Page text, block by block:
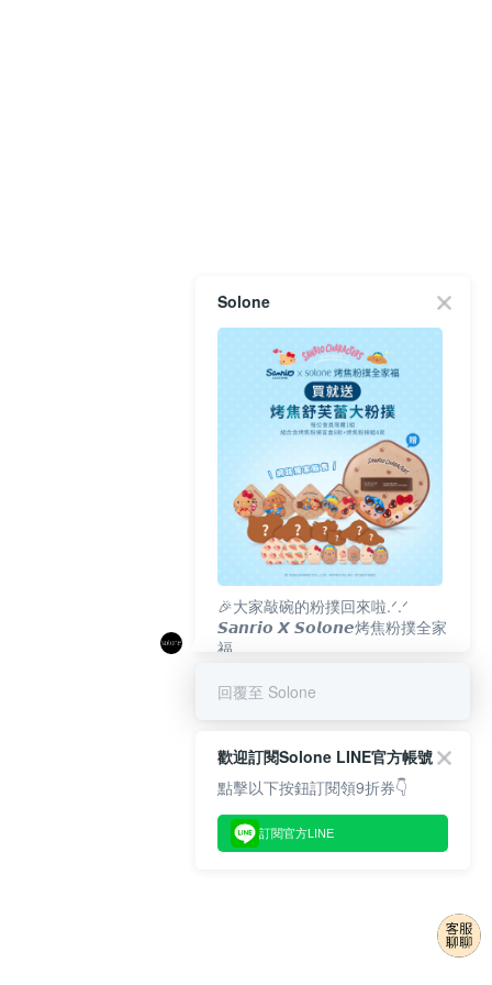
Solone
🎉大家敲碗的粉撲回來啦.ᐟ‪‪.ᐟ
𝙎𝙖𝙣𝙧𝙞𝙤 𝙓 𝙎𝙤𝙡𝙤𝙣𝙚烤焦粉撲全家
福
回覆至 Solone
歡迎訂閱Solone LINE官方帳號
點擊以下按鈕訂閱領9折券👇
訂閱官方LINE